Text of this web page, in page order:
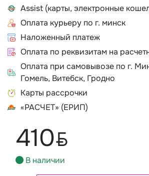
Assist (карты, электронные
Оплата курьеру по г. минск
Наложенный платеж
Оплата по реквизитам на
Оплата при самовывозе по г.
Гомель, Витебск, Гродно
Карты рассрочки
«РАСЧЕТ» (ЕРИП)
410BYN
В наличии